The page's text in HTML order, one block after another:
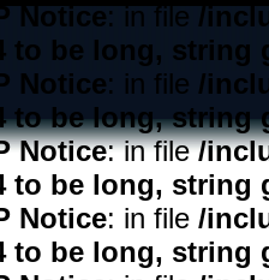
Notice: in file/
to be long, string
Notice: in file /
to be long, string
Notice: in file/
to be long, string
Notice: in file /
to be long, string